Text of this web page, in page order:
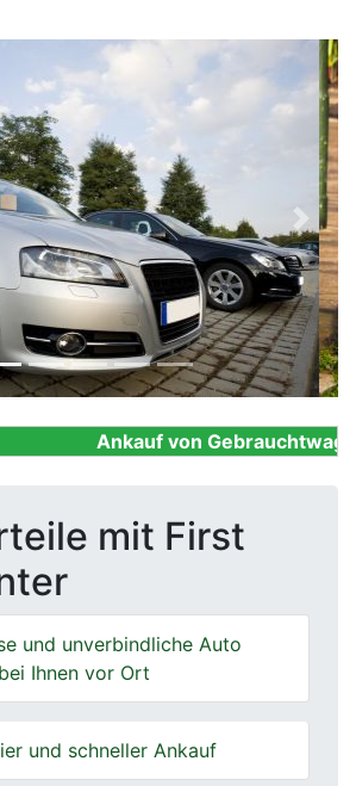
Next
Ankauf von
mit First
und unverbindliche Auto
Ihnen vor Ort
und schneller Ankauf